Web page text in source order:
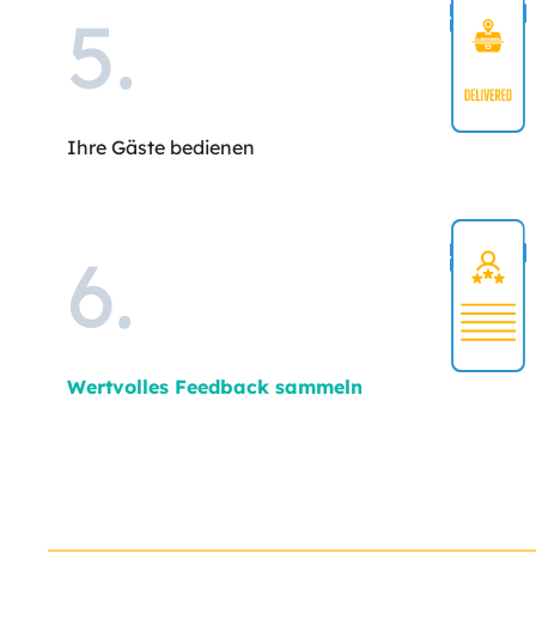
5.
Ihre Gäste bedienen
6.
Wertvolles Feedback sammeln